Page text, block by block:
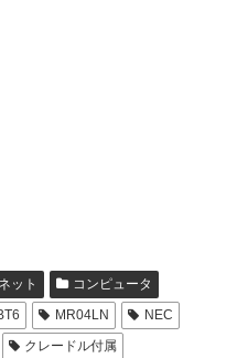
ット
コンピュータ
MR04LN
NEC
クレードル付属